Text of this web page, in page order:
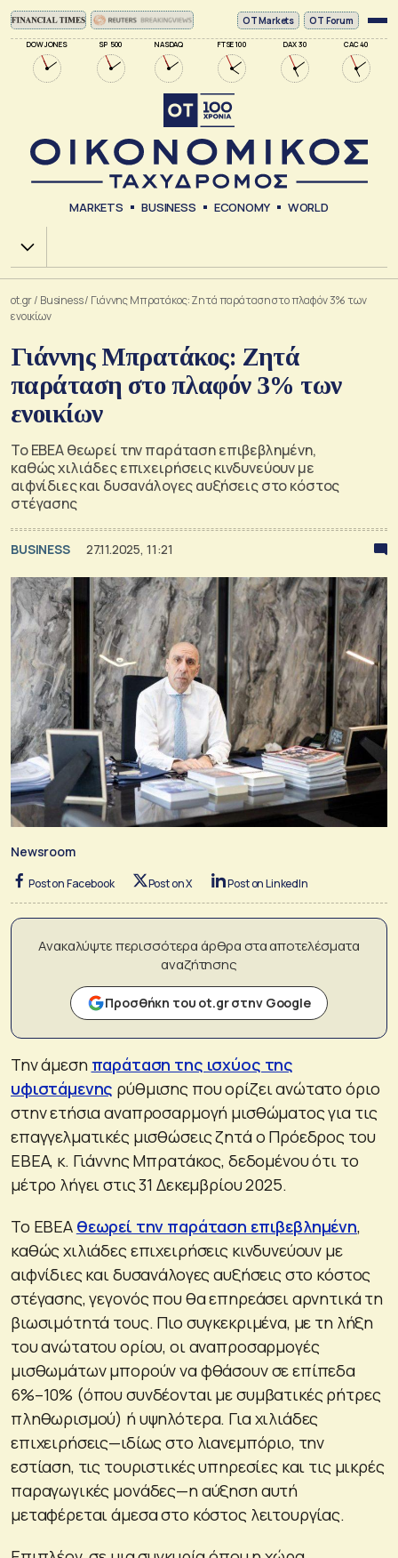
DOW JONES SP 500 NASDAQ FTSE 100 DAX 30 CAC 40
ΟΤ Markets OT Forum
MARKETS BUSINESS ECONOMY WORLD
Χ.Α.
ot.gr/ Business/ Γιάννης Μπρατάκος: Ζητά παράταση στο πλαφόν 3% των
ενοικίων
Γιάννης Μπρατάκος: Ζητά
παράταση στο πλαφόν 3% των
ενοικίων
Το ΕΒΕΑ θεωρεί την παράταση επιβεβλημένη,
καθώς χιλιάδες επιχειρήσεις κινδυνεύουν με
αιφνίδιες και δυσανάλογες αυξήσεις στο κόστος
στέγασης
BUSINESS 27.11.2025, 11:21
Newsroom
Post on Facebook Post on X Post on LinkedIn
Ανακαλύψτε περισσότερα άρθρα στα αποτελέσματα
αναζήτησης
Προσθήκη του ot.gr στην Google
Την άμεση παράταση της ισχύος της
υφιστάμενης ρύθμισης που ορίζει ανώτατο όριο
στην ετήσια αναπροσαρμογή μισθώματος για τις
επαγγελματικές μισθώσεις ζητά ο Πρόεδρος του
ΕΒΕΑ, κ. Γιάννης Μπρατάκος, δεδομένου ότι το
μέτρο λήγει στις 31 Δεκεμβρίου 2025.
Το ΕΒΕΑ θεωρεί την παράταση επιβεβλημένη,
καθώς χιλιάδες επιχειρήσεις κινδυνεύουν με
αιφνίδιες και δυσανάλογες αυξήσεις στο κόστος
στέγασης, γεγονός που θα επηρεάσει αρνητικά τη
βιωσιμότητά τους. Πιο συγκεκριμένα, με τη λήξη
του ανώτατου ορίου, οι αναπροσαρμογές
μισθωμάτων μπορούν να φθάσουν σε επίπεδα
6%–10% (όπου συνδέονται με συμβατικές ρήτρες
πληθωρισμού) ή υψηλότερα. Για χιλιάδες
επιχειρήσεις—ιδίως στο λιανεμπόριο, την
εστίαση, τις τουριστικές υπηρεσίες και τις μικρές
παραγωγικές μονάδες—η αύξηση αυτή
μεταφέρεται άμεσα στο κόστος λειτουργίας.